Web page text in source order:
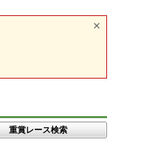
重賞レース検索